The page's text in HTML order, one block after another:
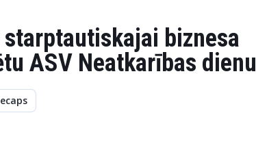
biznesa
ASV Neatkarības dienu